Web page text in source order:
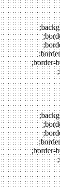
border-
border-